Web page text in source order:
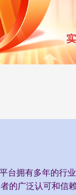
台拥有多年的行
的广泛认可和信赖